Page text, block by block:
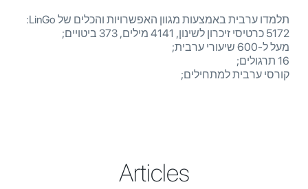
תלמדו ערבית באמצעות מגוון האפשרויות והכלים של LinGo:
5172 כרטיסי זיכרון לשינון, 4141 מילים, 373 ביטויים;
מעל ל-600 שיעורי ערבית;
16 תרגולים;
קורסי ערבית למתחילים;
Articles